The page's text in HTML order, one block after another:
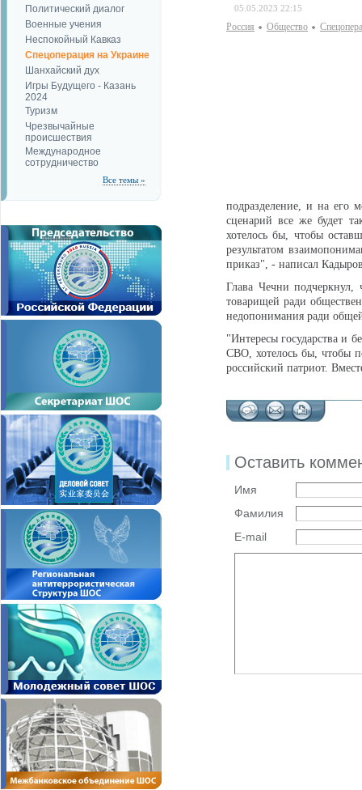
Политический диалог
Военные учения
Неспокойный Кавказ
Спецоперация на Украине
Шанхайский дух
Игры Будущего - Казань
2024
Туризм
Чрезвычайные
происшествия
Международное
сотрудничество
Все темы »
05.05.2023 22:15
Россия Общество
подразделение, и на его
сценарий все же будет
хотелось бы, чтобы
результатом
приказ", - написал
Глава Чечни подчеркнул,
товарищей ради
недопонимания ради
"Интересы государства и
СВО, хотелось бы, чтобы
российский патриот.
Оставить
Имя
Фамилия
E-mail